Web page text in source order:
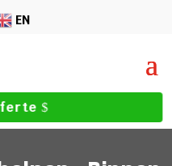
EN